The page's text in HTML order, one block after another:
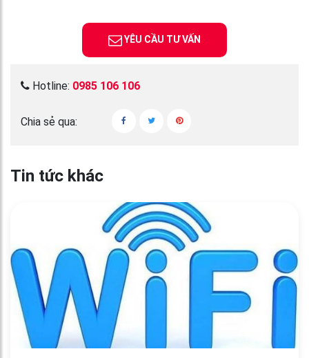
YÊU CẦU TƯ VẤN
Hotline: 0985 106 106
Chia sẻ qua:
Tin tức khác